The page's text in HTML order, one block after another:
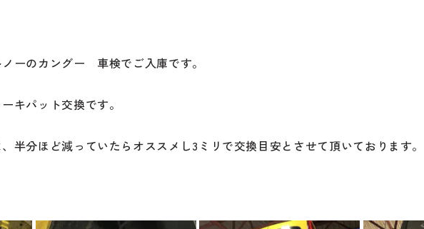
ーのカングー 車検でご入庫です。
キパット交換です。
半分ほど減っていたらオススメし3ミリで交換目安とさせて頂いております。